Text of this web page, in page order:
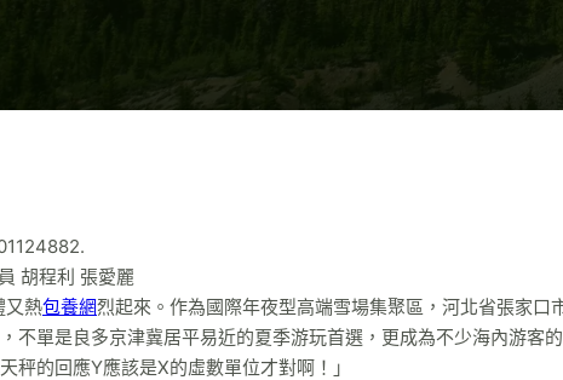
胡程利 張愛麗
又熱包養網烈起來。作為國際年夜型高端雪場集聚區，河北省張家口
不單是良多京津冀居平易近的夏季游玩首選，更成為不少海內游客
秤的回應Y應該是X的虛數單位才對啊！」